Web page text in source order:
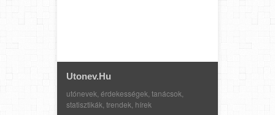
Utonev.hu
utónevek, érdekességek, tanácsok,
statisztikák, trendek, hírek